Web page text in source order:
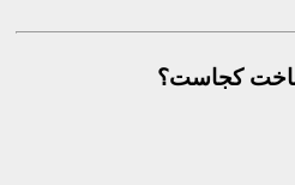
کجاست؟